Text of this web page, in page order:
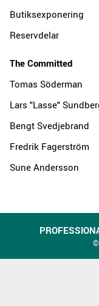
Butiksexponering
Reservdelar
The Committed
Tomas Söderman
Lars "Lasse"
Bengt Svedjebrand
Fredrik Fagerström
Sune Andersson
©